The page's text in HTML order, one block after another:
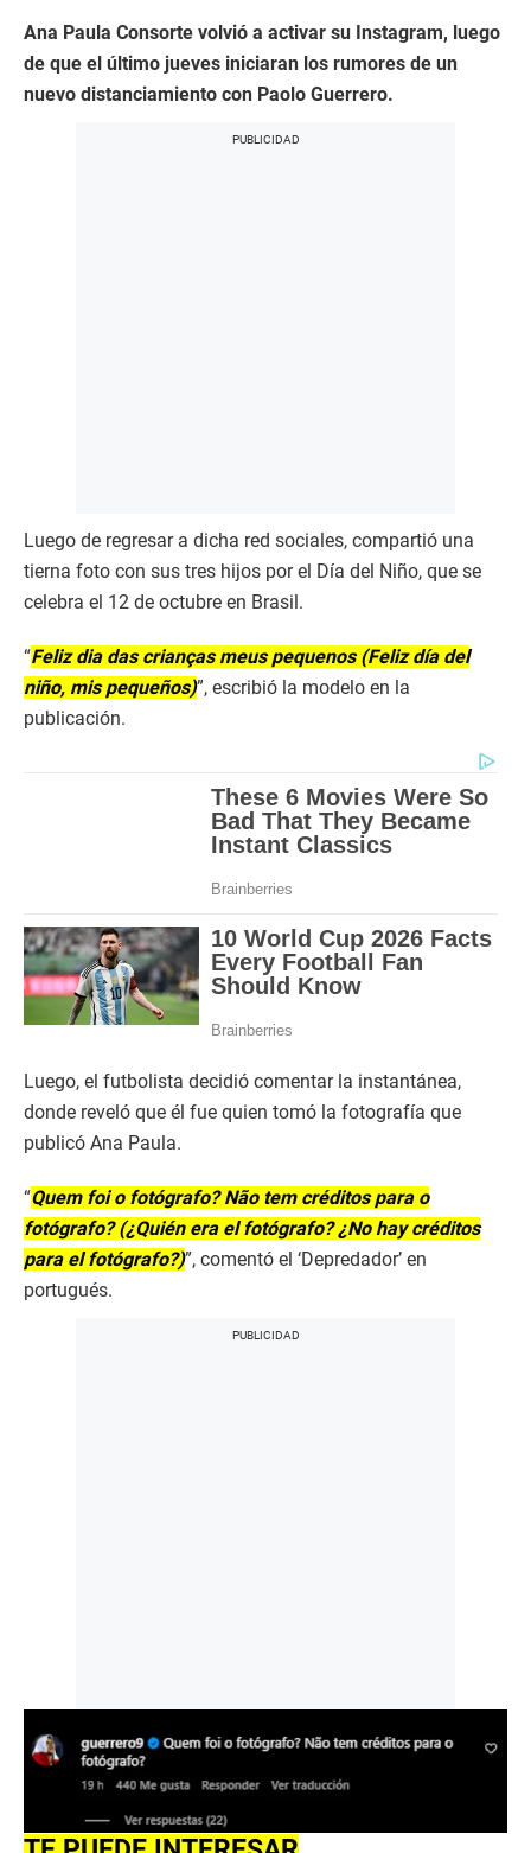
Ana Paula Consorte volvió a activar su Instagram, luego
de que el último jueves iniciaran los rumores de un
nuevo distanciamiento con Paolo Guerrero.
Luego de regresar a dicha red sociales, compartió una
tierna foto con sus tres hijos por el Día del Niño, que se
celebra el 12 de octubre en Brasil.
“Feliz dia das crianças meus pequenos (Feliz día del
niño, mis pequeños)”, escribió la modelo en la
publicación.
Luego, el futbolista decidió comentar la instantánea,
donde reveló que él fue quien tomó la fotografía que
publicó Ana Paula.
“Quem foi o fotógrafo? Não tem créditos para o
fotógrafo? (¿Quién era el fotógrafo? ¿No hay créditos
para el fotógrafo?)”, comentó el ‘Depredador’ en
portugués.